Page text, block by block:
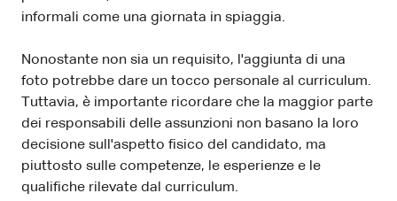
informali come una giornata in spiaggia.
Nonostante non sia un requisito, l'aggiunta di una
foto potrebbe dare un tocco personale al curriculum.
Tuttavia, è importante ricordare che la maggior parte
dei responsabili delle assunzioni non basano la loro
decisione sull'aspetto fisico del candidato, ma
piuttosto sulle competenze, le esperienze e le
qualifiche rilevate dal curriculum.